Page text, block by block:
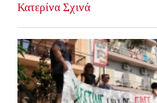
Κατερίνα Σχινά